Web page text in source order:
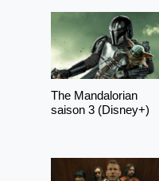
The Mandalorian
saison 3 (Disney+)